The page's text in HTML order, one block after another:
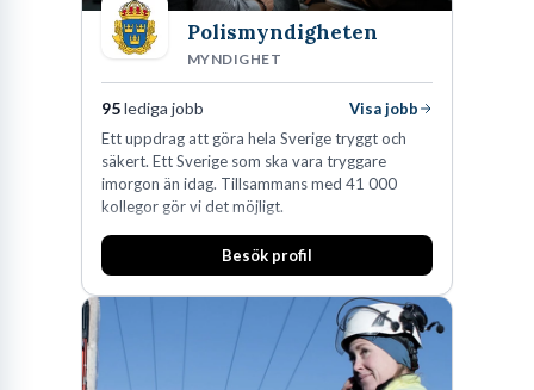
Polismyndigheten
MYNDIGHET
95lediga jobb
Visa jobb
Ett uppdrag att göra hela Sverige tryggt och
säkert. Ett Sverige som ska vara tryggare
imorgon än idag. Tillsammans med 41 000
kollegor gör vi det möjligt.
Besök profil